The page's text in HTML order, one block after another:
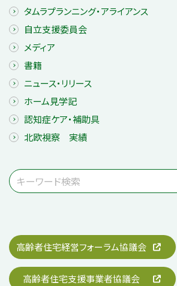
タムラプランニング・アライアンス
自立支援委員会
メディア
書籍
ニュース・リリース
ホーム見学記
認知症ケア・補助具
北欧視察 実績
高齢者住宅経営フォーラム協議会
高齢者住宅支援事業者協議会